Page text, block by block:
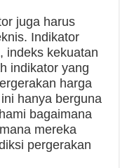
juga harus
Indikator
indeks kekuatan
indikator yang
harga
hanya berguna
bagaimana
mereka
pergerakan